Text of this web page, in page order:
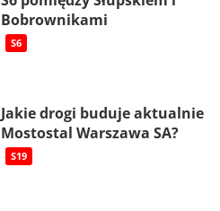
Bobrownikami
S6
Jakie drogi buduje aktualnie
Mostostal Warszawa SA?
S19